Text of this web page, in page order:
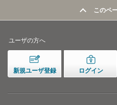
このペ
ユーザの方へ
新規ユーザ登録 ログイン